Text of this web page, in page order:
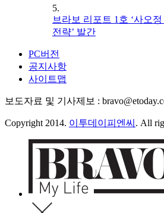
5.
브라보 리포트 1호 ‘사오
전략’ 발간
PC버전
공지사항
사이트맵
보도자료 및 기사제보 :
Copyright 2014. 이투데이피엔씨 . All